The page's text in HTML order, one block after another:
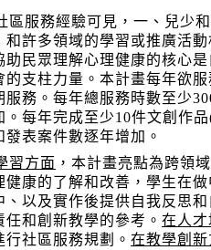
服務經驗可見，一、兒少
和許多領域的學習或推廣活
助民眾理解心理健康的核心
的支柱力量。本計畫每年欲服
服務。每年總服務時數至少
。每年完成至少10件文創作
發表案件數逐年增加。
習方面 ，本計畫亮點為跨領
健康的了解和改善，學生在
、以及實作後提供自我反思
任和創新教學的參考。 在人才
行社區服務規劃。 在教學創新